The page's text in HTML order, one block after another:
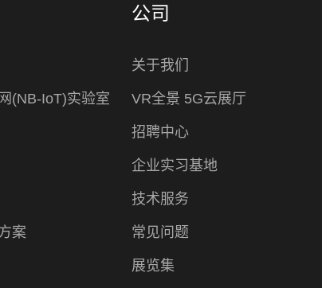
(NB-IoT)实验室
案
公司
关于我们
VR全景 5G云展厅
招聘中心
企业实习基地
技术服务
常见问题
展览集